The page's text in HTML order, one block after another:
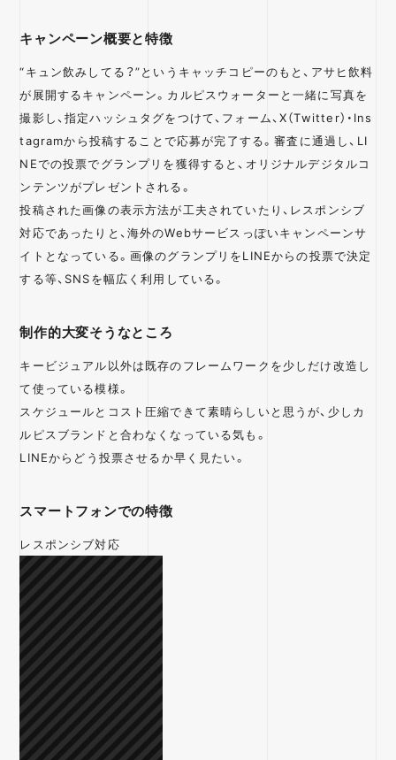
キャンペーン概要と特徴
“キュン飲みしてる？”というキャッチコピーのもと、アサヒ飲料
が展開するキャンペーン。カルピスウォーターと一緒に写真を
撮影し、指定ハッシュタグをつけて、フォーム、X（Twitter）・Ins
tagramから投稿することで応募が完了する。審査に通過し、LI
NEでの投票でグランプリを獲得すると、オリジナルデジタルコ
ンテンツがプレゼントされる。
投稿された画像の表示方法が工夫されていたり、レスポンシブ
対応であったりと、海外のWebサービスっぽいキャンペーンサ
イトとなっている。画像のグランプリをLINEからの投票で決定
する等、SNSを幅広く利用している。
制作的大変そうなところ
キービジュアル以外は既存のフレームワークを少しだけ改造し
て使っている模様。
スケジュールとコスト圧縮できて素晴らしいと思うが、少しカ
ルピスブランドと合わなくなっている気も。
LINEからどう投票させるか早く見たい。
スマートフォンでの特徴
レスポンシブ対応